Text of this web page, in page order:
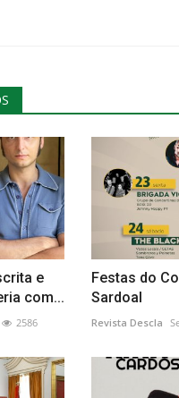
e
com...
2586
Festas do
Sardoal
Revista Descla
Asas – Take-away”